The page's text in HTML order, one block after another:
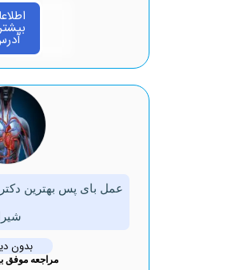
عمل بای پس بهترین
بدون
مراجعه موفق